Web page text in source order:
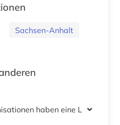
Sachsen-Anhalt
haben eine Lizenz